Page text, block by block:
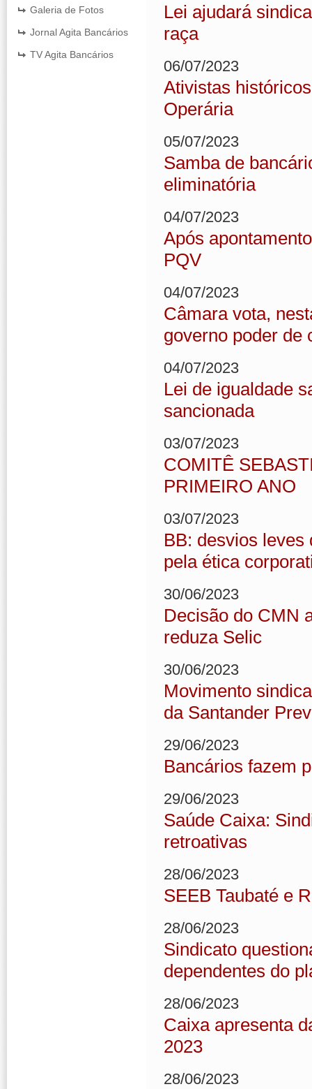
Galeria de Fotos
Jornal Agita Bancários
TV Agita Bancários
Lei ajudará
raça
06/07/2023
Ativistas
Operária
05/07/2023
Samba de
eliminatória
04/07/2023
Após
PQV
04/07/2023
Câmara vota,
governo poder de
04/07/2023
Lei de igualdade
sancionada
03/07/2023
COMITÊ
PRIMEIRO ANO
03/07/2023
BB: desvios
pela ética
30/06/2023
Decisão do CMN
reduza Selic
30/06/2023
Movimento
da Santander
29/06/2023
Bancários fazem
29/06/2023
Saúde Caixa:
retroativas
28/06/2023
SEEB Taubaté e
28/06/2023
Sindicato
dependentes do
28/06/2023
Caixa apresenta
2023
28/06/2023